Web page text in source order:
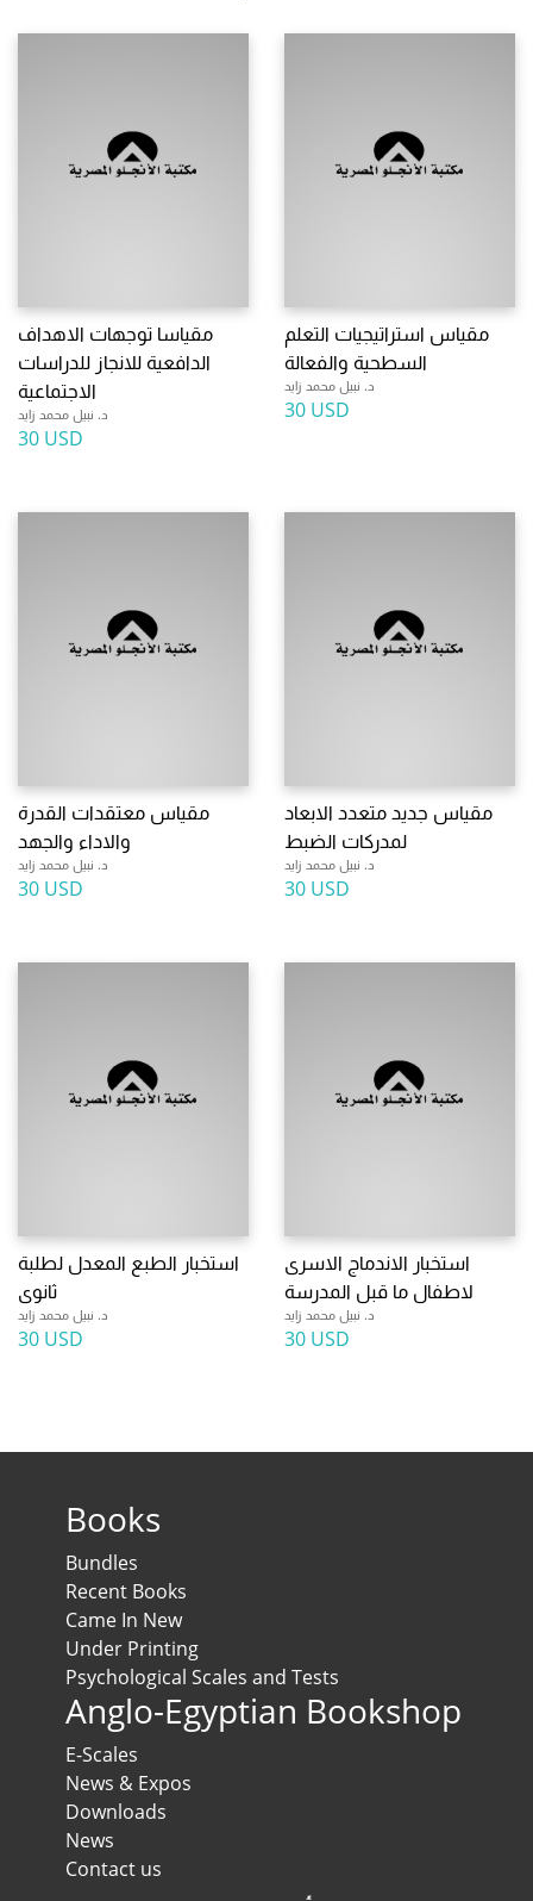
مقياسا توجهات الاهداف
الدافعية للانجاز للدراسات
الاجتماعية
د. نبيل محمد زايد
30 USD
مقياس استراتيجيات التعلم
السطحية والفعالة
د. نبيل محمد زايد
30 USD
مقياس معتقدات القدرة
والاداء والجهد
د. نبيل محمد زايد
30 USD
مقياس جديد متعدد الابعاد
لمدركات الضبط
د. نبيل محمد زايد
30 USD
استخبار الطبع المعدل لطلبة
ثانوى
د. نبيل محمد زايد
30 USD
استخبار الاندماج الاسرى
لاطفال ما قبل المدرسة
د. نبيل محمد زايد
30 USD
Books
Bundles
Recent Books
Came In New
Under Printing
Psychological Scales and Tests
Anglo-Egyptian Bookshop
E-Scales
News & Expos
Downloads
News
Contact us